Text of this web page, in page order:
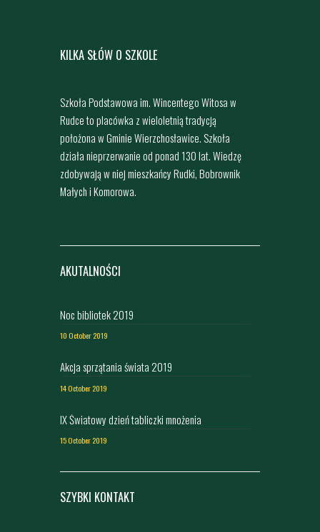
KILKA SŁÓW O SZKOLE
Szkoła Podstawowa im. Wincentego Witosa w
Rudce to placówka z wieloletnią tradycją
położona w Gminie Wierzchosławice. Szkoła
działa nieprzerwanie od ponad 130 lat. Wiedzę
zdobywają w niej mieszkańcy Rudki, Bobrownik
Małych i Komorowa.
AKUTALNOŚCI
Noc bibliotek 2019
10 October 2019
Akcja sprzątania świata 2019
14 October 2019
IX Światowy dzień tabliczki mnożenia
15 October 2019
SZYBKI KONTAKT